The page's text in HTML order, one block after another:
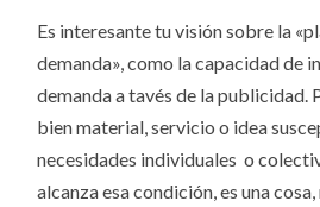
Es interesante tu visión sobre la
demanda», como la capacidad de
demanda a tavés de la publicidad.
bien material, servicio o idea
necesidades individuales o
alcanza esa condición, es una